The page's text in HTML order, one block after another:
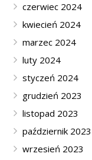
czerwiec 2024
kwiecień 2024
marzec 2024
luty 2024
styczeń 2024
grudzień 2023
listopad 2023
październik 2023
wrzesień 2023